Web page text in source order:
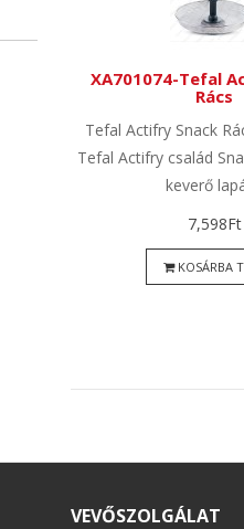
XA701074-Tefal
Rács
Tefal Actifry Snack
Tefal Actifry család
keverő
7,598Ft
KOSÁRBA
VEVŐSZOLGÁLAT